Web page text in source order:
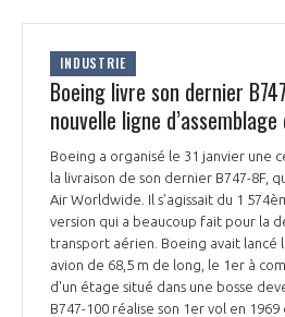
INDUSTRIE
Boeing livre son dernier
nouvelle ligne d’assemblage
Boeing a organisé le 31 janvier une
la livraison de son dernier B747-8F,
Air Worldwide. Il s’agissait du 1
version qui a beaucoup fait pour la
transport aérien. Boeing avait lancé
avion de 68,5 m de long, le 1er à
d'un étage situé dans une bosse
B747-100 réalise son 1er vol en